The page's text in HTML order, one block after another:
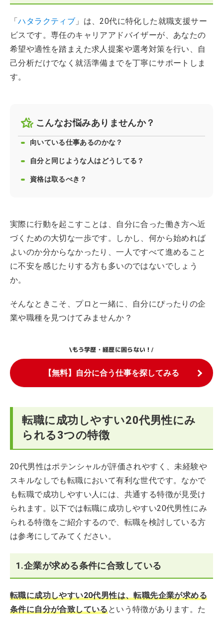
「ハタラクティブ 」は、20代に特化した就職支援サー
ビスです。専任のキャリアアドバイザーが、あなたの
希望や適性を踏まえた求人提案や選考対策を行い、自
己分析だけでなく就活準備までを丁寧にサポートしま
す。
こんなお悩みありませんか？
向いている仕事あるのかな？
自分と同じような人はどうしてる？
資格は取るべき？
実際に行動を起こすことは、自分に合った働き方へ近
づくための大切な一歩です。しかし、何から始めれば
よいのか分からなかったり、一人ですべて進めること
に不安を感じたりする方も多いのではないでしょう
か。
そんなときこそ、プロと一緒に、自分にぴったりの企
業や職種を見つけてみませんか？
\もう学歴・経歴に困らない！/
【無料】自分に合う仕事を探してみる
転職に成功しやすい20代男性にみ
られる3つの特徴
20代男性はポテンシャルが評価されやすく、未経験や
スキルなしでも転職において有利な世代です。なかで
も転職で成功しやすい人には、共通する特徴が見受け
られます。以下では転職に成功しやすい20代男性にみ
られる特徴をご紹介するので、転職を検討している方
は参考にしてみてください。
1.企業が求める条件に合致している
転職に成功しやすい20代男性は、転職先企業が求める
条件に自分が合致しているという特徴があります。た